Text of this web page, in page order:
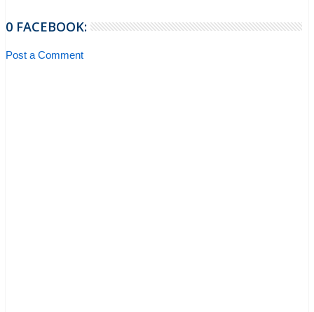
0 FACEBOOK:
Post a Comment